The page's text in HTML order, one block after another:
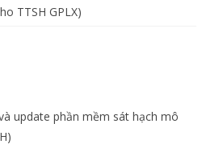
TTSH GPLX)
update phần mềm sát hạch mô